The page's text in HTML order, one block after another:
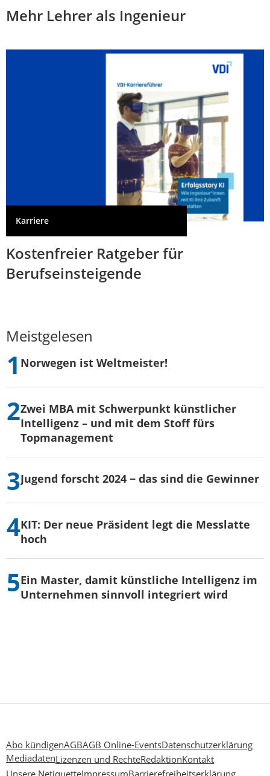
Mehr Lehrer als Ingenieur
Karriere
Kostenfreier Ratgeber für
Berufseinsteigende
Meistgelesen
Norwegen ist Weltmeister!
Zwei MBA mit Schwerpunkt künstlicher
Intelligenz – und mit dem Stoff fürs
Topmanagement
Jugend forscht 2024 − das sind die Gewinner
KIT: Der neue Präsident legt die Messlatte
hoch
Ein Master, damit künstliche Intelligenz im
Unternehmen sinnvoll integriert wird
Abo kündigenAGBAGB Online-EventsDatenschutzerklärung
MediadatenLizenzen und RechteRedaktionKontakt
Unsere NetiquetteImpressumBarrierefreiheitserklärung